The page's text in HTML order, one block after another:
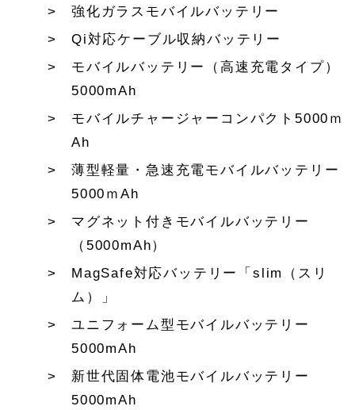
強化ガラスモバイルバッテリー
Qi対応ケーブル収納バッテリー
モバイルバッテリー（高速充電タイプ）
5000mAh
モバイルチャージャーコンパクト5000ｍ
Ah
薄型軽量・急速充電モバイルバッテリー
5000ｍAh
マグネット付きモバイルバッテリー
（5000mAh）
MagSafe対応バッテリー「slim（スリ
ム）」
ユニフォーム型モバイルバッテリー
5000mAh
新世代固体電池モバイルバッテリー
5000mAh